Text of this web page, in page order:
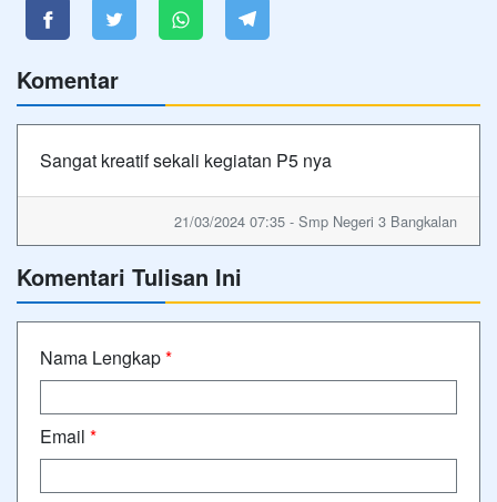
Komentar
Sangat kreatif sekali kegiatan P5 nya
21/03/2024 07:35 - Smp Negeri 3 Bangkalan
Komentari Tulisan Ini
Nama Lengkap*
Email *